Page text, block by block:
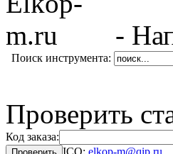
-
Поиск инструмента:
Проверить
Код заказа:
ICQ: elkop-m@qip.ru